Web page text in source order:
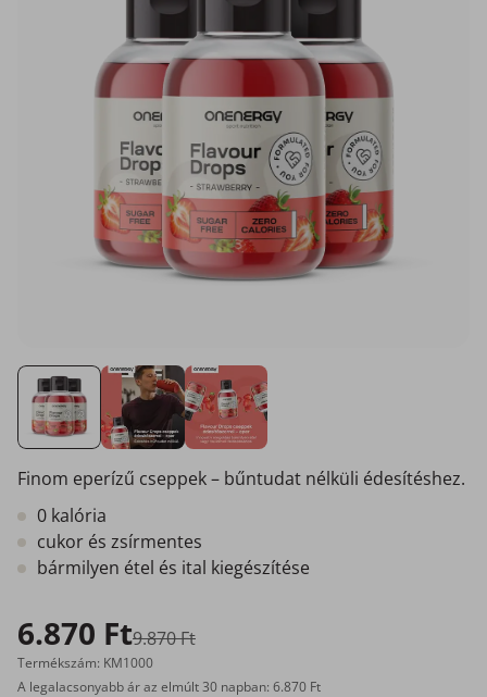
Finom eperízű cseppek – bűntudat nélküli édesítéshez.
0 kalória
cukor és zsírmentes
bármilyen étel és ital kiegészítése
6.870 Ft9.870 Ft
Termékszám: KM1000
A legalacsonyabb ár az elmúlt 30 napban: 6.870 Ft